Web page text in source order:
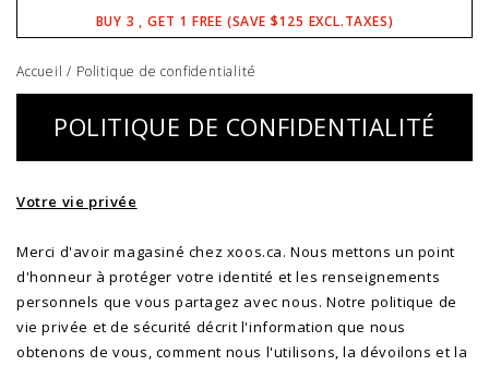
BUY 3 , GET 1 FREE (SAVE $125 EXCL.TAXES)
Accueil / Politique de confidentialité
POLITIQUE DE CONFIDENTIALITÉ
Votre vie privée
Merci d'avoir magasiné chez xoos.ca. Nous mettons un point
d'honneur à protéger votre identité et les renseignements
personnels que vous partagez avec nous. Notre politique de
vie privée et de sécurité décrit l'information que nous
obtenons de vous, comment nous l'utilisons, la dévoilons et la